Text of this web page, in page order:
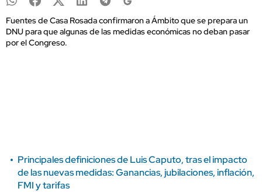
Fuentes de Casa Rosada confirmaron a Ámbito que se prepara un
DNU para que algunas de las medidas económicas no deban pasar
por el Congreso.
Principales definiciones de Luis Caputo, tras el impacto
de las nuevas medidas: Ganancias, jubilaciones, inflación,
FMI y tarifas